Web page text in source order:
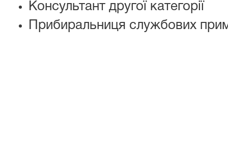
Консультант другої категорії
Прибиральниця службових